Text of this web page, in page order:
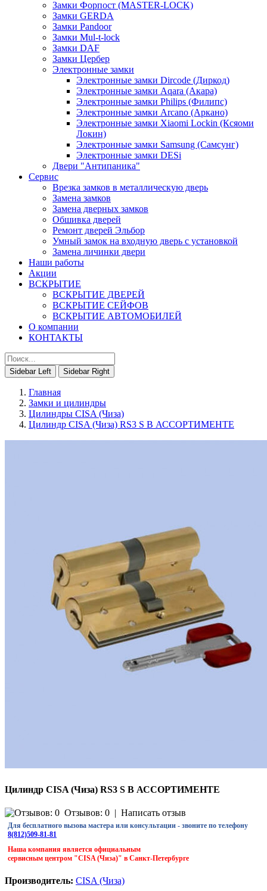
Замки Форпост (MASTER-LOCK)
Замки GERDA
Замки Pandoor
Замки Mul-t-lock
Замки DAF
Замки Цербер
Электронные замки
Электронные замки Dircode (Диркод)
Электронные замки Aqara (Акара)
Электронные замки Philips (Филипс)
Электронные замки Arcano (Аркано)
Электронные замки Xiaomi Lockin (Ксяоми
Локин)
Электронные замки Samsung (Самсунг)
Электронные замки DESi
Двери "Антипаника"
Сервис
Врезка замков в металлическую дверь
Замена замков
Замена дверных замков
Обшивка дверей
Ремонт дверей Эльбор
Умный замок на входную дверь с установкой
Замена личинки двери
Наши работы
Акции
ВСКРЫТИЕ
ВСКРЫТИЕ ДВЕРЕЙ
ВСКРЫТИЕ СЕЙФОВ
ВСКРЫТИЕ АВТОМОБИЛЕЙ
О компании
КОНТАКТЫ
Sidebar Left Sidebar Right
Главная
Замки и цилиндры
Цилиндры CISA (Чиза)
Цилиндр CISA (Чиза) RS3 S В АССОРТИМЕНТЕ
Цилиндр CISA (Чиза) RS3 S В АССОРТИМЕНТЕ
Отзывов: 0 | Написать отзыв
Для бесплатного вызова мастера или консультации - звоните по телефону
8(812)509-81-81
Наша компания является официальным
сервисным центром "CISA (Чиза)" в Санкт-Петербурге
Производитель: CISA (Чиза)